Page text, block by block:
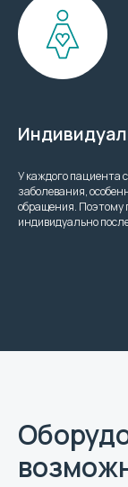
У каждого пациента
заболевания,
обращения. Поэтому
индивидуально